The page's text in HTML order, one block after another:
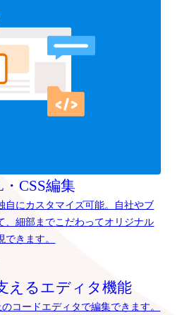
CSS編集
自にカスタマイズ可能。自社やブ
、細部までこだわってオリジナル
きます。
えるエディタ機能
コードエディタで編集できます。